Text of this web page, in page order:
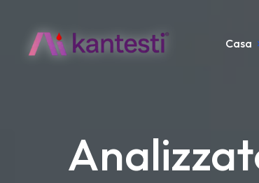
Casa